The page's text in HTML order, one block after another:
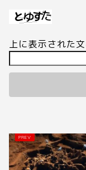
上に表示された